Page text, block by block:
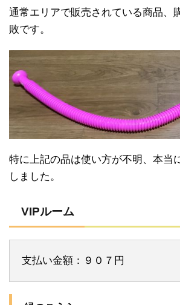
通常エリアで販売されている商品、
敗です。
特に上記の品は使い方が不明、本当
しました。
VIPルーム
支払い金額：９０７円